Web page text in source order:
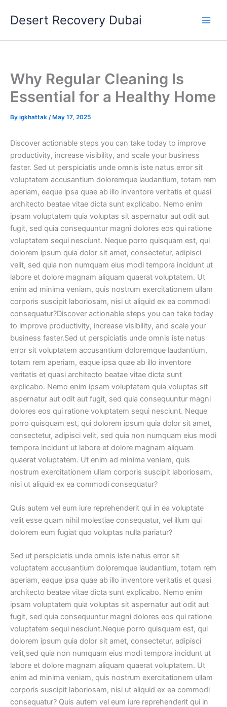
Desert Recovery Dubai
Why Regular Cleaning Is
Essential for a Healthy Home
By igkhattak / May 17, 2025
Discover actionable steps you can take today to improve
productivity, increase visibility, and scale your business
faster. Sed ut perspiciatis unde omnis iste natus error sit
voluptatem accusantium doloremque laudantium, totam rem
aperiam, eaque ipsa quae ab illo inventore veritatis et quasi
architecto beatae vitae dicta sunt explicabo. Nemo enim
ipsam voluptatem quia voluptas sit aspernatur aut odit aut
fugit, sed quia consequuntur magni dolores eos qui ratione
voluptatem sequi nesciunt. Neque porro quisquam est, qui
dolorem ipsum quia dolor sit amet, consectetur, adipisci
velit, sed quia non numquam eius modi tempora incidunt ut
labore et dolore magnam aliquam quaerat voluptatem. Ut
enim ad minima veniam, quis nostrum exercitationem ullam
corporis suscipit laboriosam, nisi ut aliquid ex ea commodi
consequatur?Discover actionable steps you can take today
to improve productivity, increase visibility, and scale your
business faster.Sed ut perspiciatis unde omnis iste natus
error sit voluptatem accusantium doloremque laudantium,
totam rem aperiam, eaque ipsa quae ab illo inventore
veritatis et quasi architecto beatae vitae dicta sunt
explicabo. Nemo enim ipsam voluptatem quia voluptas sit
aspernatur aut odit aut fugit, sed quia consequuntur magni
dolores eos qui ratione voluptatem sequi nesciunt. Neque
porro quisquam est, qui dolorem ipsum quia dolor sit amet,
consectetur, adipisci velit, sed quia non numquam eius modi
tempora incidunt ut labore et dolore magnam aliquam
quaerat voluptatem. Ut enim ad minima veniam, quis
nostrum exercitationem ullam corporis suscipit laboriosam,
nisi ut aliquid ex ea commodi consequatur?
Quis autem vel eum iure reprehenderit qui in ea voluptate
velit esse quam nihil molestiae consequatur, vel illum qui
dolorem eum fugiat quo voluptas nulla pariatur?
Sed ut perspiciatis unde omnis iste natus error sit
voluptatem accusantium doloremque laudantium, totam rem
aperiam, eaque ipsa quae ab illo inventore veritatis et quasi
architecto beatae vitae dicta sunt explicabo. Nemo enim
ipsam voluptatem quia voluptas sit aspernatur aut odit aut
fugit, sed quia consequuntur magni dolores eos qui ratione
voluptatem sequi nesciunt.Neque porro quisquam est, qui
dolorem ipsum quia dolor sit amet, consectetur, adipisci
velit,sed quia non numquam eius modi tempora incidunt ut
labore et dolore magnam aliquam quaerat voluptatem. Ut
enim ad minima veniam, quis nostrum exercitationem ullam
corporis suscipit laboriosam, nisi ut aliquid ex ea commodi
consequatur? Quis autem vel eum iure reprehenderit qui in